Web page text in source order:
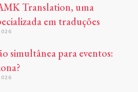
Translation, uma
em traduções
simultânea para eventos: